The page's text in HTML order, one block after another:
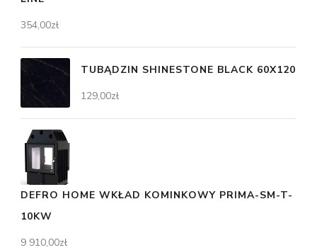
354,00zł
TUBĄDZIN SHINESTONE BLACK 60X120
129,00zł
DEFRO HOME WKŁAD KOMINKOWY PRIMA-SM-T-
10KW
9 910,00zł